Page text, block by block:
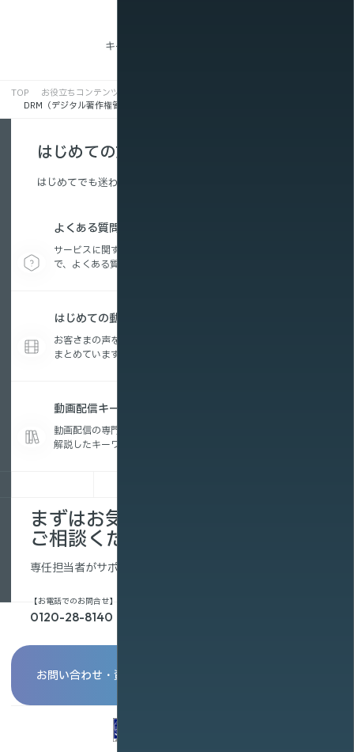
キーワード一覧に戻る
TOP お役立ちコンテンツ
DRM（デジタル著作権管理）とは
はじめての方へ
はじめてでも迷わない、配信の基本を解説。
よくある質問
サービスに関する疑問から、動画配信の活用方法ま
で、よくある質問をまとめています。
はじめての動画配信コラム
お客さまの声を参考に編集したお役立ちコンテンツを
まとめています。
動画配信キーワード集
動画配信の専門用語を、初めての方にもわかりやすく
解説したキーワード集です。
まずはお気軽に
ご相談ください。
専任担当者がサポートします。
【お電話でのお問合せ】
0120-28-8140
お問い合わせ・資料請求